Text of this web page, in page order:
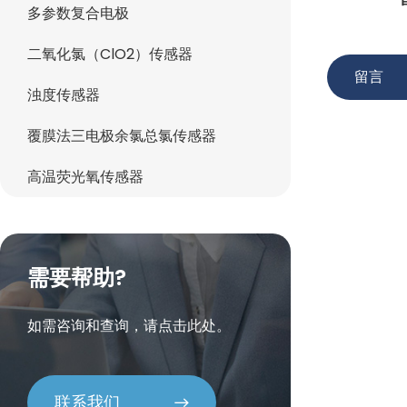
多参数复合电极
二氧化氯（ClO2）传感器
浊度传感器
覆膜法三电极余氯总氯传感器
高温荧光氧传感器
需要帮助?
如需咨询和查询，请点击此处。
联系我们
留言